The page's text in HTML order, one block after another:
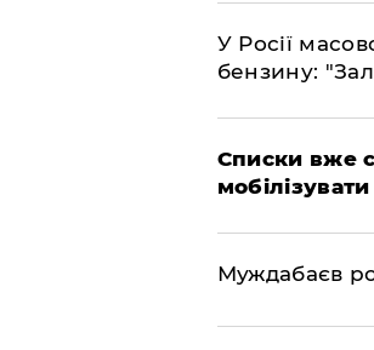
У Росії
бензину:
Списки вже
Муждабаєв